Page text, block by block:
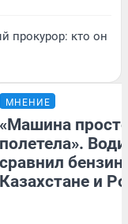
прокурор: кто он
МНЕНИЕ
«Машина
полетела».
сравнил бензин
Казахстане и